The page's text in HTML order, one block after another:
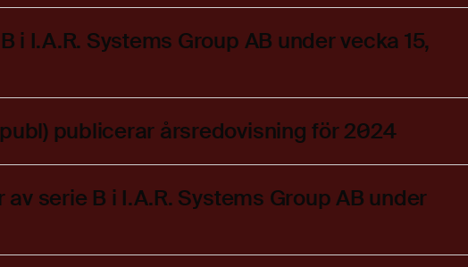
i I.A.R. Systems Group AB under vecka 15,
publicerar årsredovisning för 2024
serie B i I.A.R. Systems Group AB under